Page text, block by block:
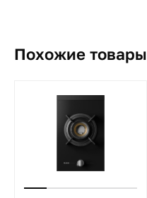
Похожие товары